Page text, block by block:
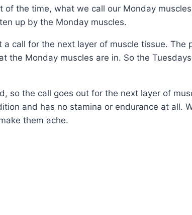
the time, what we call our Monday
up by the Monday muscles.
call for the next layer of muscle tissue. The
Monday muscles are in. So the
so the call goes out for the next layer of
and has no stamina or endurance at all.
them ache.